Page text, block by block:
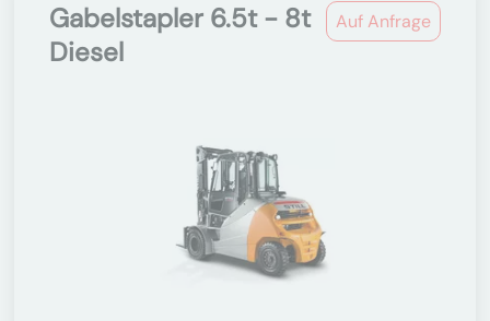
Auf Anfrage
Gabelstapler 6.5t - 8t
Diesel